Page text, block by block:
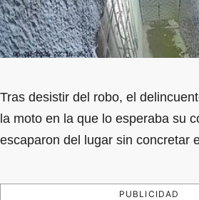
Tras desistir del robo, el
la moto en la que lo esperaba su
escaparon del lugar sin concretar
PUBLICIDAD